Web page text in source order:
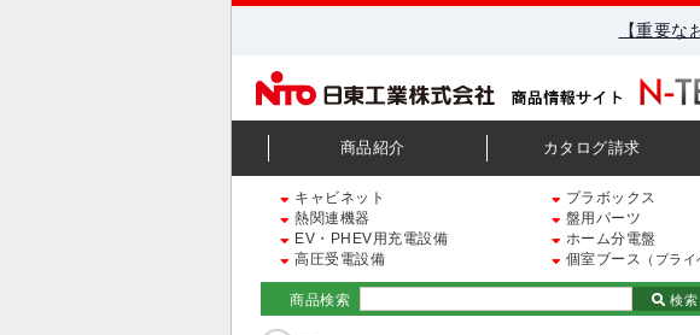
【重要
商品紹介 カタログ請求
キャビネット プラボックス
熱関連機器
盤用パーツ
EV・PHEV用充電設備
ホーム分電盤
高圧受電設備
個室ブース （プラ
商品検索 検索